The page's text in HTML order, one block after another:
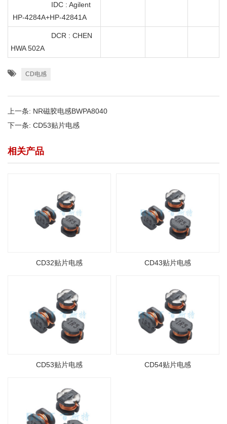
IDC : Agilent
HP-4284A+HP-42841A
DCR : CHEN
HWA 502A
CD电感
上一条: NR磁胶电感BWPA8040
下一条: CD53贴片电感
相关产品
CD32贴片电感 CD43贴片电感
CD53贴片电感 CD54贴片电感